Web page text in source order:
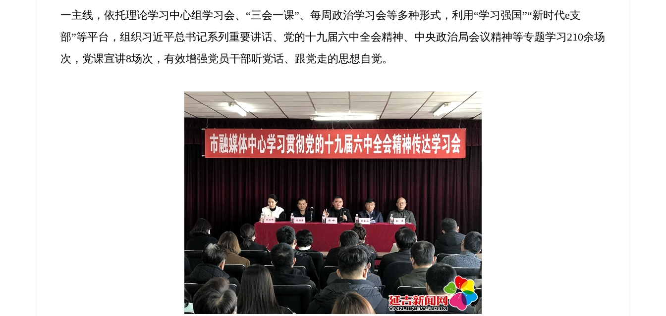
一主线，依托理论学习中心组学习会、“三会一课”、每周政治学习会等多种形式，利用“学习强国”“新时代e支
部”等平台，组织习近平总书记系列重要讲话、党的十九届六中全会精神、中央政治局会议精神等专题学习210余场
次，党课宣讲8场次，有效增强党员干部听党话、跟党走的思想自觉。